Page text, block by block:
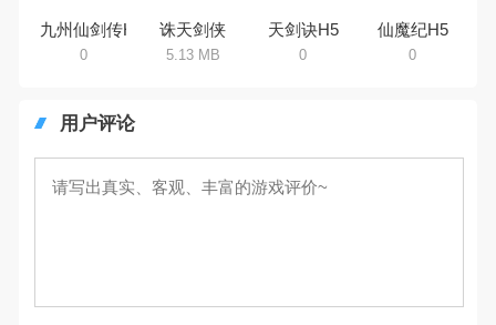
九州仙剑传H5
0
诛天剑侠
5.13 MB
天剑诀H5
0
仙魔纪H5
0
用户评论